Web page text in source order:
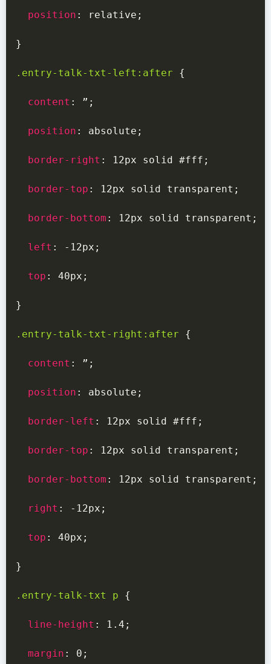
position : relative ;
}
.entry-talk-txt-left:after {
content : ” ;
position : absolute ;
border-right : 12px solid #fff ;
border-top : 12px solid transparent ;
border-bottom : 12px solid transparent ;
left : -12px ;
top : 40px ;
}
.entry-talk-txt-right:after {
content : ” ;
position : absolute ;
border-left : 12px solid #fff ;
border-top : 12px solid transparent ;
border-bottom : 12px solid transparent ;
right : -12px ;
top : 40px ;
}
.entry-talk-txt p {
line-height : 1.4 ;
margin : 0 ;